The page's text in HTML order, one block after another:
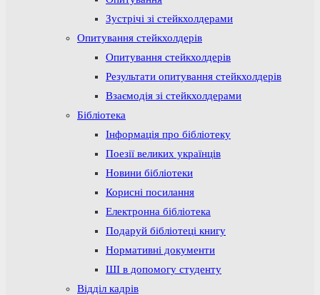
Зустрічі зі стейкхолдерами
Опитування стейкхолдерів
Опитування стейкхолдерів
Результати опитування стейкхолдерів
Взаємодія зі стейкхолдерами
Бібліотека
Інформація про бібліотеку
Поезії великих українців
Новини бібліотеки
Корисні посилання
Електронна бібліотека
Подаруй бібліотеці книгу
Нормативні документи
ШІ в допомогу студенту
Відділ кадрів